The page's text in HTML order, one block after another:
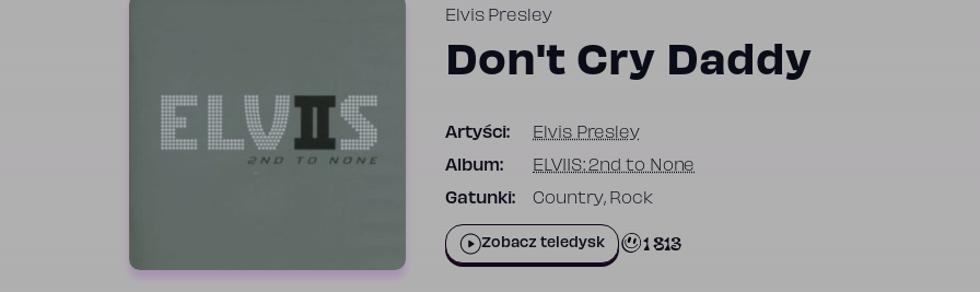
Elvis Presley
Don't Cry Daddy
Artyści: Elvis Presley
Album: ELVIIS: 2nd to None
Gatunki: Country, Rock
Zobacz teledysk 1 813